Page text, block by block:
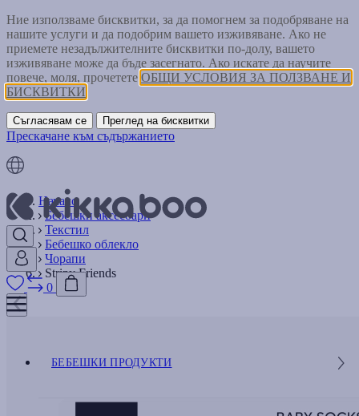
Ние използваме бисквитки, за да помогнем за подобряване на
нашите услуги и да подобрим вашето изживяване. Ако не
приемете незадължителните бисквитки по-долу, вашето
изживяване може да бъде засегнато. Ако искате да научите
повече, моля, прочетете ОБЩИ УСЛОВИЯ ЗА ПОЛЗВАНЕ И
БИСКВИТКИ
Съгласявам се Преглед на бисквитки
Прескачане към съдържанието
0
БЕБЕШКИ ПРОДУКТИ
Начало
Бебешки аксесоари
Текстил
Бебешко облекло
Чорапи
Stripy Friends